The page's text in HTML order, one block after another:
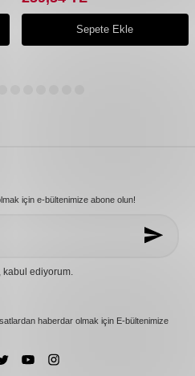
Sepete Ekle
için e-bültenimize abone olun!
kabul ediyorum.
haberdar olmak için E-bültenimize